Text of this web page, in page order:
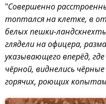
"Совершенно
топтался на клетке, в
белых пешки-
глядели на офицера,
указывающего вперёд,
чёрной, виднелись
горячих, роющих